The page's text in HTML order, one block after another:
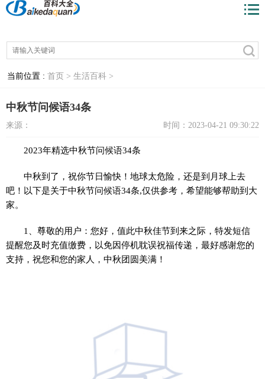
当前位置 : 首页 > 生活百科 >
中秋节问候语34条
来源： 时间：2023-04-21 09:30:22
2023年精选中秋节问候语34条
中秋到了，祝你节日愉快！地球太危险，还是到月球上去
吧！以下是关于中秋节问候语34条,仅供参考，希望能够帮助到大
家。
1、尊敬的用户：您好，值此中秋佳节到来之际，特发短信
提醒您及时充值缴费，以免因停机耽误祝福传递，最好感谢您的
支持，祝您和您的家人，中秋团圆美满！